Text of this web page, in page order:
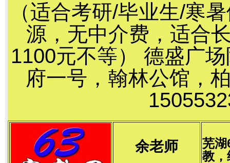
（适合考研/毕业生/寒
源，无中介费，适合
1100元不等） 德盛广
府一号，翰林公馆，
余老师
芜湖
教，